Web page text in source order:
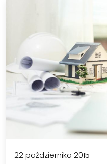
22 października 2015